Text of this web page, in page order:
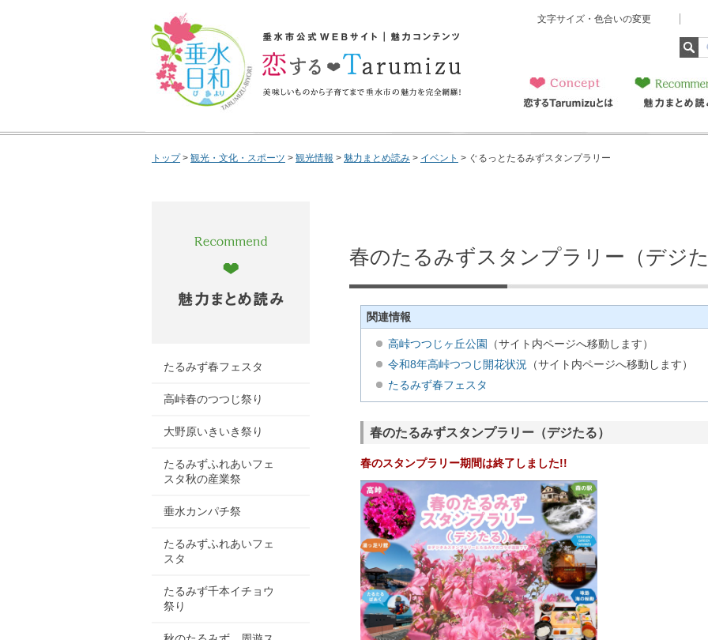
垂水日和
するTarumizu 美味しいものから子育てま
で垂水市の魅力を完全網羅！
文字サイズ・色合いの変更
恋するTarumizu
とは
魅力まとめ読み
トップ> 観光・文化・スポーツ > 観光情報 > 魅力まとめ読み > イベント > ぐるっとたるみずスタンプラリー
たるみず春フェスタ
高峠春のつつじ祭り
大野原いきいき祭り
たるみずふれあいフェ
スタ秋の産業祭
垂水カンパチ祭
たるみずふれあいフェ
スタ
たるみず千本イチョウ
祭り
春のたるみずスタンプラリー（デジ
関連情報
高峠つつじヶ丘公園
（サイト内ページへ移動します）
令和8年高峠つつじ開花状況
（サイト内ページへ移動します）
たるみず春フェスタ
春のたるみずスタンプラリー（デジたる）
春のスタンプラリー期間は終了しました!!